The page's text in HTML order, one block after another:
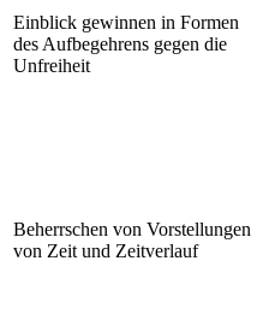
Einblick gewinnen in Formen
des Aufbegehrens gegen die
Unfreiheit
Beherrschen von Vorstellungen
von Zeit und Zeitverlauf